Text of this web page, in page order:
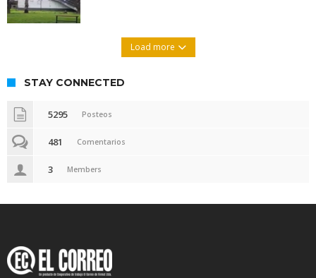
Load more
STAY CONNECTED
5295 Posteos
481 Comentarios
3 Members